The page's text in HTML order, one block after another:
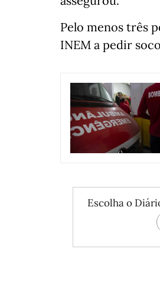
Pelo menos três
INEM a pedir
Escolha o